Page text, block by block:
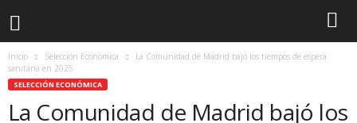
Inicio Selección Económica
La Comunidad de Madrid bajó los tiempos de espera
sanitaria en 2025
SELECCIÓN ECONÓMICA
La Comunidad de Madrid bajó los